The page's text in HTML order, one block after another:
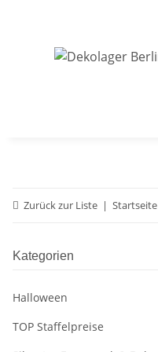
Zurück zur Liste Startseite
Kategorien
Halloween
TOP Staffelpreise